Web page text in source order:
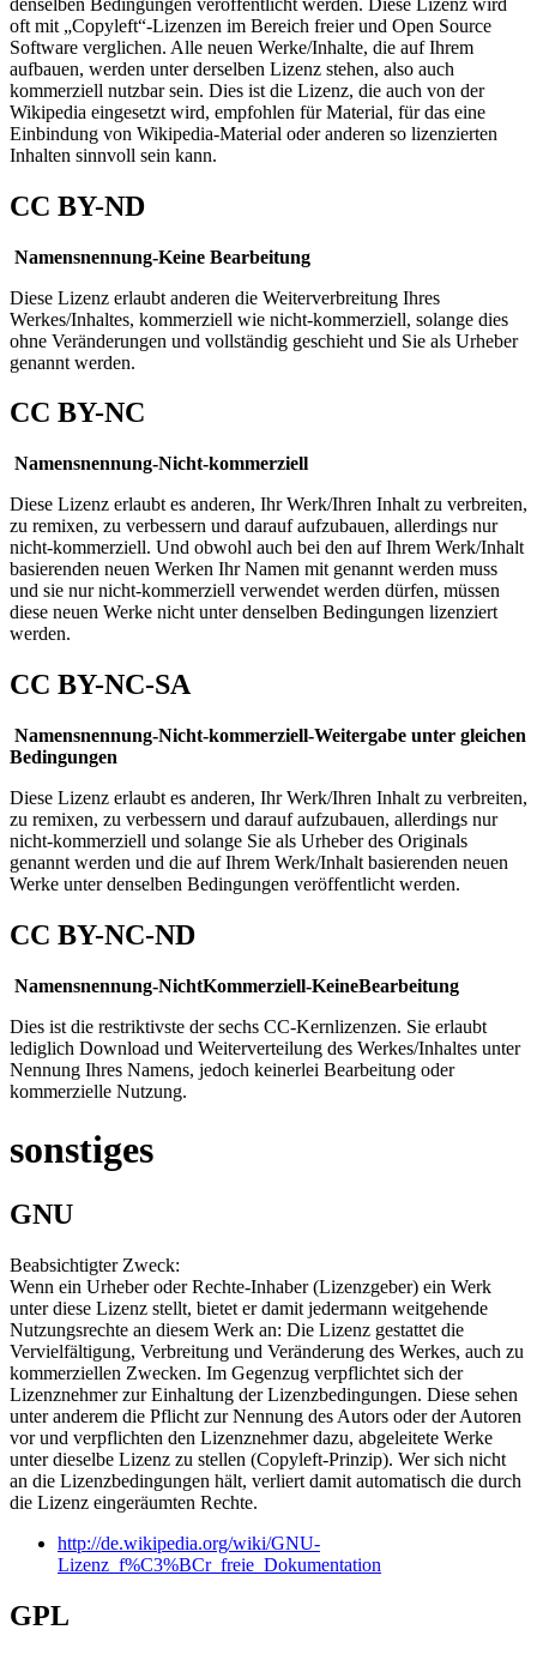
oft mit „Copyleft“-Lizenzen im Bereich freier und Open Source
Software verglichen. Alle neuen Werke/Inhalte, die auf Ihrem
aufbauen, werden unter derselben Lizenz stehen, also auch
kommerziell nutzbar sein. Dies ist die Lizenz, die auch von der
Wikipedia eingesetzt wird, empfohlen für Material, für das eine
Einbindung von Wikipedia-Material oder anderen so lizenzierten
Inhalten sinnvoll sein kann.
CC BY-ND
Namensnennung-Keine Bearbeitung
Diese Lizenz erlaubt anderen die Weiterverbreitung Ihres
Werkes/Inhaltes, kommerziell wie nicht-kommerziell, solange dies
ohne Veränderungen und vollständig geschieht und Sie als Urheber
genannt werden.
CC BY-NC
Namensnennung-Nicht-kommerziell
Diese Lizenz erlaubt es anderen, Ihr Werk/Ihren Inhalt zu verbreiten,
zu remixen, zu verbessern und darauf aufzubauen, allerdings nur
nicht-kommerziell. Und obwohl auch bei den auf Ihrem Werk/Inhalt
basierenden neuen Werken Ihr Namen mit genannt werden muss
und sie nur nicht-kommerziell verwendet werden dürfen, müssen
diese neuen Werke nicht unter denselben Bedingungen lizenziert
werden.
CC BY-NC-SA
Namensnennung-Nicht-kommerziell-Weitergabe unter gleichen
Bedingungen
Diese Lizenz erlaubt es anderen, Ihr Werk/Ihren Inhalt zu verbreiten,
zu remixen, zu verbessern und darauf aufzubauen, allerdings nur
nicht-kommerziell und solange Sie als Urheber des Originals
genannt werden und die auf Ihrem Werk/Inhalt basierenden neuen
Werke unter denselben Bedingungen veröffentlicht werden.
CC BY-NC-ND
Namensnennung-NichtKommerziell-KeineBearbeitung
Dies ist die restriktivste der sechs CC-Kernlizenzen. Sie erlaubt
lediglich Download und Weiterverteilung des Werkes/Inhaltes unter
Nennung Ihres Namens, jedoch keinerlei Bearbeitung oder
kommerzielle Nutzung.
sonstiges
GNU
Beabsichtigter Zweck:
Wenn ein Urheber oder Rechte-Inhaber (Lizenzgeber) ein Werk
unter diese Lizenz stellt, bietet er damit jedermann weitgehende
Nutzungsrechte an diesem Werk an: Die Lizenz gestattet die
Vervielfältigung, Verbreitung und Veränderung des Werkes, auch zu
kommerziellen Zwecken. Im Gegenzug verpflichtet sich der
Lizenznehmer zur Einhaltung der Lizenzbedingungen. Diese sehen
unter anderem die Pflicht zur Nennung des Autors oder der Autoren
vor und verpflichten den Lizenznehmer dazu, abgeleitete Werke
unter dieselbe Lizenz zu stellen (Copyleft-Prinzip). Wer sich nicht
an die Lizenzbedingungen hält, verliert damit automatisch die durch
die Lizenz eingeräumten Rechte.
http://de.wikipedia.org/wiki/GNU-
Lizenz_f%C3%BCr_freie_Dokumentation
GPL